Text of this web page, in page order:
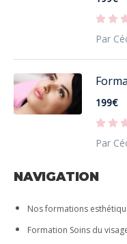
Par
199€
Par
NAVIGATION
Nos formations
Formation Soins du